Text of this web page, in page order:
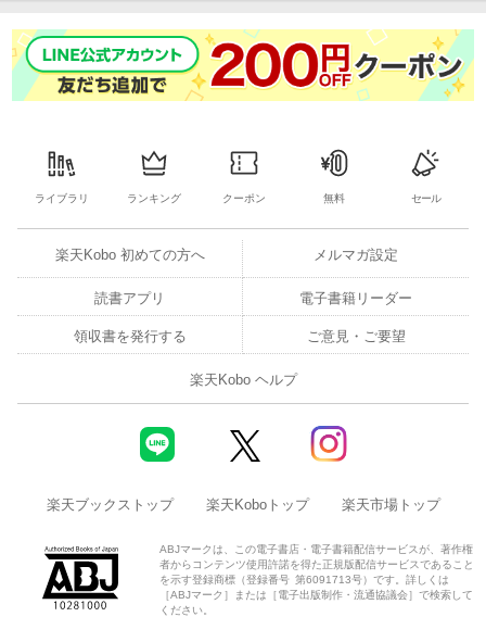
ライブラリ ランキング クーポン 無料 セール
楽天Kobo 初めての方へ メルマガ設定
読書アプリ 電子書籍リーダー
領収書を発行する ご意見・ご要望
楽天Kobo ヘルプ
楽天ブックストップ 楽天Koboトップ 楽天市場トップ
ABJマークは、この電子書店・電子書籍配信サービスが、著作権
者からコンテンツ使用許諾を得た正規版配信サービスであること
を示す登録商標（登録番号 第6091713号）です。詳しくは
［ABJマーク］または［電子出版制作・流通協議会］で検索して
ください。